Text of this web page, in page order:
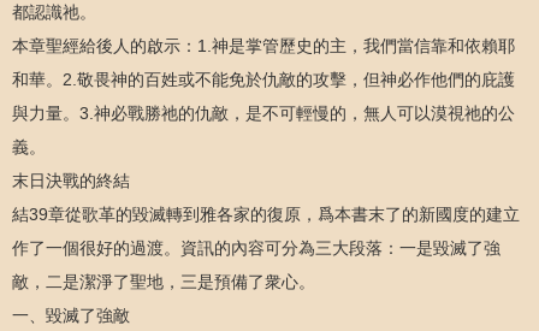
都認識祂。
本章聖經給後人的啟示：1.神是掌管歷史的主，我們當信靠和依賴耶
和華。2.敬畏神的百姓或不能免於仇敵的攻擊，但神必作他們的庇護
與力量。3.神必戰勝祂的仇敵，是不可輕慢的，無人可以漠視祂的公
義。
末日決戰的終結
結39章從歌革的毀滅轉到雅各家的復原，爲本書末了的新國度的建立
作了一個很好的過渡。資訊的內容可分為三大段落：一是毀滅了強
敵，二是潔淨了聖地，三是預備了衆心。
一、毀滅了強敵